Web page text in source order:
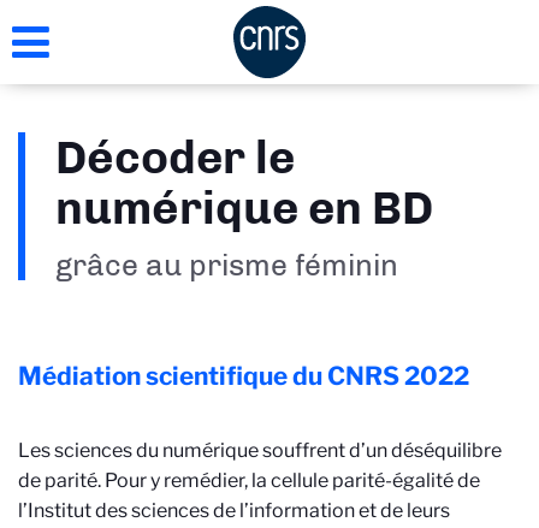
au
Décoder le
numérique en BD
grâce au prisme féminin
Médiation scientifique du CNRS2022
Les sciences du numérique souffrent d’un déséquilibre
de parité. Pour y remédier, la cellule parité-égalité de
l’Institut des sciences de l’information et de leurs